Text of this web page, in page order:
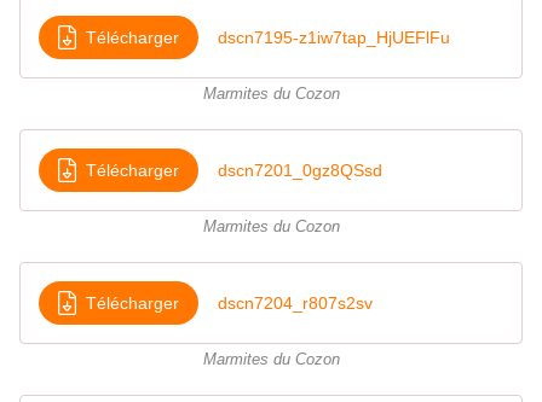
Télécharger dscn7195-z1iw7tap_HjUEFlFu
Marmites du Cozon
Télécharger dscn7201_0gz8QSsd
Marmites du Cozon
Télécharger dscn7204_r807s2sv
Marmites du Cozon